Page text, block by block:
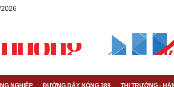
NGHIỆP ĐƯỜNG DÂY NÓNG 389 THỊ TRƯỜNG -